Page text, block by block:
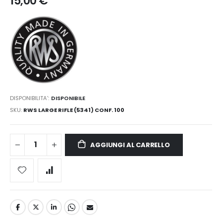
DISPONIBILITA': DISPONIBILE
SKU RWS LARGE RIFLE (5341) CONF. 100
AGGIUNGI AL CARRELLO